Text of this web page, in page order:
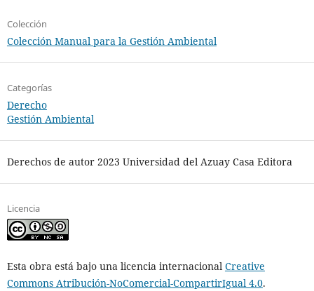
Colección
Colección Manual para la Gestión Ambiental
Categorías
Derecho
Gestión Ambiental
Derechos de autor 2023 Universidad del Azuay Casa Editora
Licencia
Esta obra está bajo una licencia internacional Creative
Commons Atribución-NoComercial-CompartirIgual 4.0.